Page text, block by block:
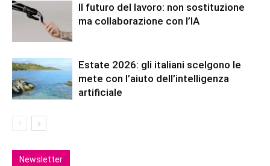
Il futuro del lavoro: non sostituzione
ma collaborazione con l’IA
Estate 2026: gli italiani scelgono le
mete con l’aiuto dell’intelligenza
artificiale
Newsletter